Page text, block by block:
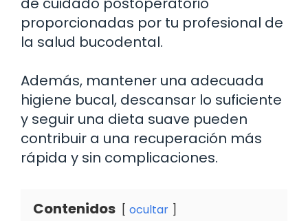
proporcionadas por tu profesional de
la salud bucodental.
Además, mantener una adecuada
higiene bucal, descansar lo suficiente
y seguir una dieta suave pueden
contribuir a una recuperación más
rápida y sin complicaciones.
Contenidos ocultar